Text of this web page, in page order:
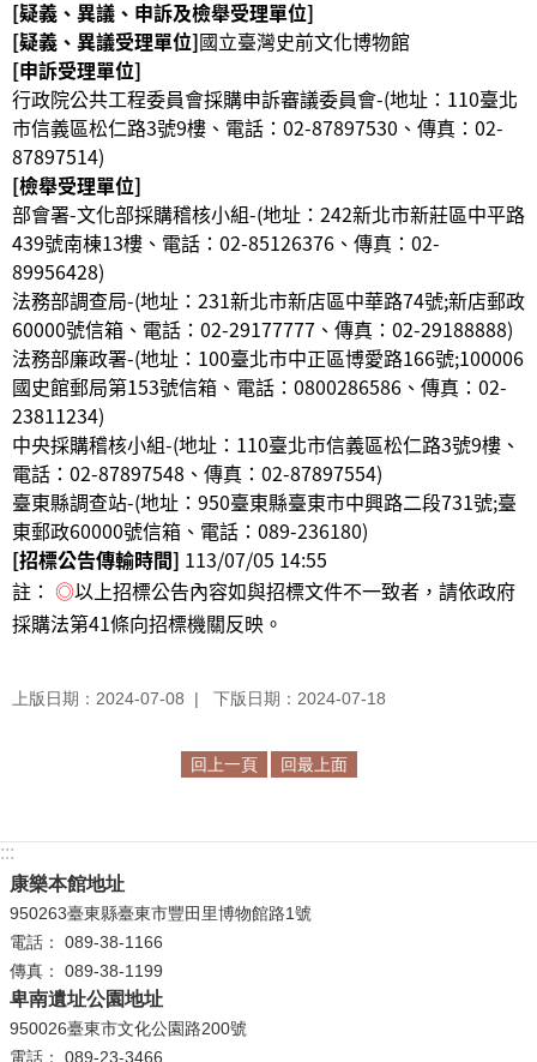
[疑義、異議、申訴及檢舉受理單位]
[疑義、異議受理單位]國立臺灣史前文化博物館
[申訴受理單位]
行政院公共工程委員會採購申訴審議委員會-(地址：110臺北
市信義區松仁路3號9樓、電話：02-87897530、傳真：02-
87897514)
[檢舉受理單位]
部會署-文化部採購稽核小組-(地址：242新北市新莊區中平路
439號南棟13樓、電話：02-85126376、傳真：02-
89956428)
法務部調查局-(地址：231新北市新店區中華路74號;新店郵政
60000號信箱、電話：02-29177777、傳真：02-29188888)
法務部廉政署-(地址：100臺北市中正區博愛路166號;100006
國史館郵局第153號信箱、電話：0800286586、傳真：02-
23811234)
中央採購稽核小組-(地址：110臺北市信義區松仁路3號9樓、
電話：02-87897548、傳真：02-87897554)
臺東縣調查站-(地址：950臺東縣臺東市中興路二段731號;臺
東郵政60000號信箱、電話：089-236180)
[招標公告傳輸時間] 113/07/05 14:55
註： ◎以上招標公告內容如與招標文件不一致者，請依政府
採購法第41條向招標機關反映。
上版日期：2024-07-08 下版日期：2024-07-18
回上一頁 回最上面
:::
康樂本館地址
950263臺東縣臺東市豐田里博物館路1號
電話： 089-38-1166
傳真： 089-38-1199
卑南遺址公園地址
950026臺東市文化公園路200號
電話： 089-23-3466